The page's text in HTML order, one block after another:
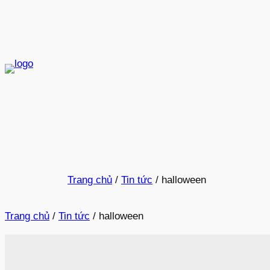
Trang chủ / Tin tức / halloween
Trang chủ / Tin tức / halloween